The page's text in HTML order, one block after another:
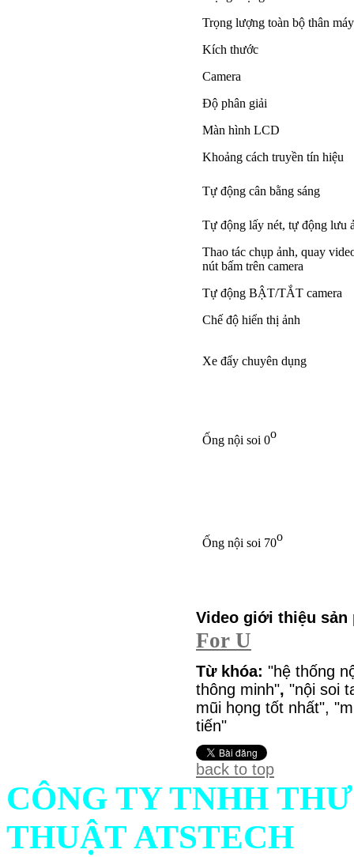
Trọng lượng toàn bộ thân máy
Kích thước
Camera
Độ phân giải
Màn hình LCD
Khoảng cách truyền tín hiệu
Tự động cân bằng sáng
Tự động lấy nét, tự động lưu
Thao tác chụp ảnh, quay
nút bấm trên camera
Tự động BẬT/TẮT camera
Chế độ hiển thị ảnh
Xe đẩy chuyên dụng
Ống nội soi 0o
Ống nội soi 70o
Video giới thiệu
For U
Từ khóa: "hệ thống
thông minh", "nội soi
mũi họng tốt nhất",
tiến"
back to top
CÔNG TY TNHH
THUẬT ATSTECH